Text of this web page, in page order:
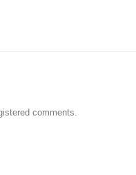
comments.